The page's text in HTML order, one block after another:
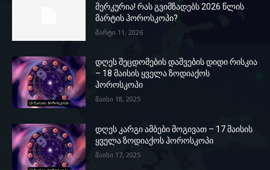
მერკურია! რას გვიმზადებს 2026 წლის
მარტის ჰოროსკოპი?
მარტი 11, 2026
დღეს შეცდომების დაშვების დიდი რისკია
– 18 მაისის ყველა ზოდიაქოს
ჰოროსკოპი
მაისი 18, 2025
დღეს კარგი ამბები მოგივათ – 17 მაისის
ყველა ზოდიაქოს ჰოროსკოპი
მაისი 17, 2025